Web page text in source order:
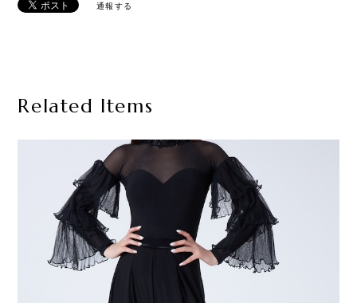
通報する
Related Items